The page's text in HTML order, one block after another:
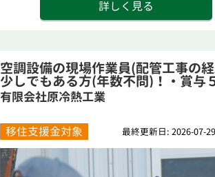
詳しく見る
空調設備の現場作業員(配管工事の
少しでもある方(年数不問)！・賞与
月...
有限会社原冷熱工業
移住支援金対象 最終更新日: 2026-07-